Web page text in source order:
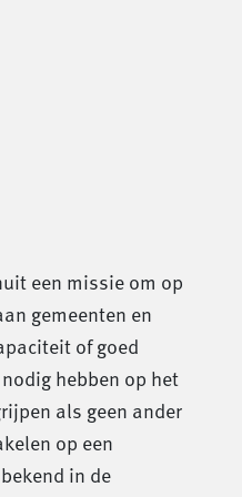
een missie om op
gemeenten en
of goed
hebben op het
als geen ander
op een
in de